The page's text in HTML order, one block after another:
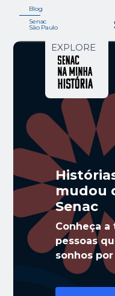
Blog
Senac
São Paulo
EXPLORE
mudou
Senac
Conheça
pessoas
sonhos